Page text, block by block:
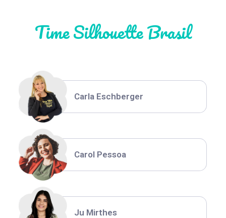
Time Silhouette Brasil
Thiara Ney
Carla Eschberger
Carol Pessoa
Ju Mirthes